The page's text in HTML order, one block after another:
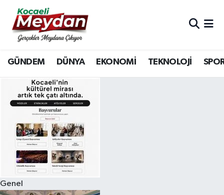
GÜNDEM DÜNYA EKONOMİ TEKNOLOJİ
Genel
Nöbetçi Eczaneler
Hava Durumu
Trafik Durumu
Süper Lig Puan Durumu ve Fikstür
Tüm Manşetler
Son Dakika Haberleri
Haber Arşivi